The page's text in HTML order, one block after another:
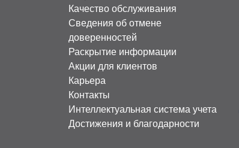
Качество обслуживания
Сведения об отмене
доверенностей
Раскрытие информации
Акции для клиентов
Карьера
Контакты
Интеллектуальная система учета
Достижения и благодарности